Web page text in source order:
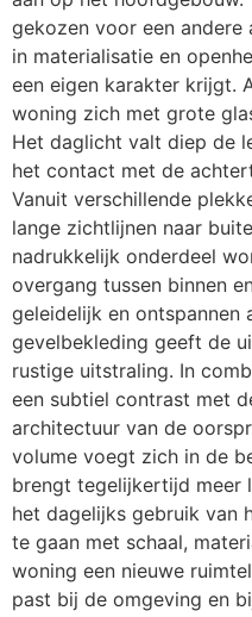
gekozen voor een andere
in materialisatie en
een eigen karakter krijgt.
woning zich met grote
Het daglicht valt diep de
het contact met de
Vanuit verschillende
lange zichtlijnen naar
nadrukkelijk onderdeel
overgang tussen binnen
geleidelijk en ontspannen
gevelbekleding geeft de
rustige uitstraling. In
een subtiel contrast met
architectuur van de
volume voegt zich in de
brengt tegelijkertijd meer
het dagelijks gebruik van
te gaan met schaal,
woning een nieuwe
past bij de omgeving en